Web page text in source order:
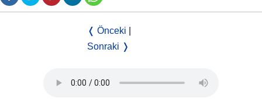
❬ Önceki
Sonraki ❭